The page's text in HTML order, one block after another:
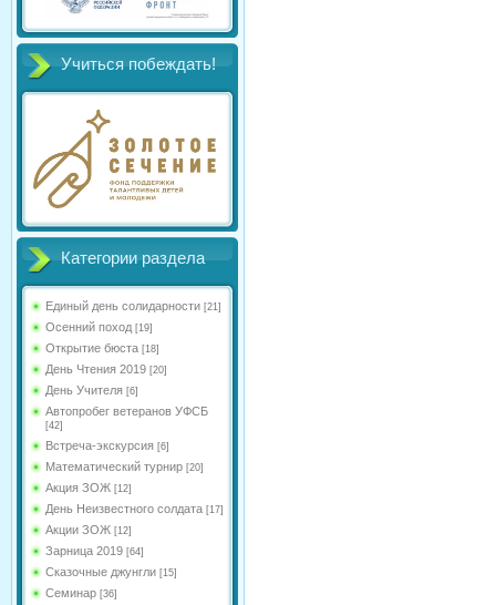
Учиться побеждать!
Категории раздела
Единый день солидарности [21]
Осенний поход [19]
Открытие бюста [18]
День Чтения 2019 [20]
День Учителя [6]
Автопробег ветеранов УФСБ
[42]
Встреча-экскурсия [6]
Математический турнир [20]
Акция ЗОЖ [12]
День Неизвестного солдата [17]
Акции ЗОЖ [12]
Зарница 2019 [64]
Сказочные джунгли [15]
Семинар [36]